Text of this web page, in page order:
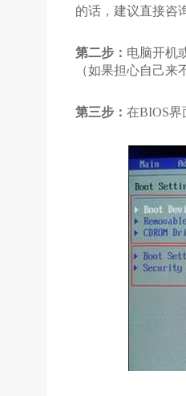
的话，建议直接咨
第二步： 电脑开机
（如果担心自己
第三步： 在BIOS界